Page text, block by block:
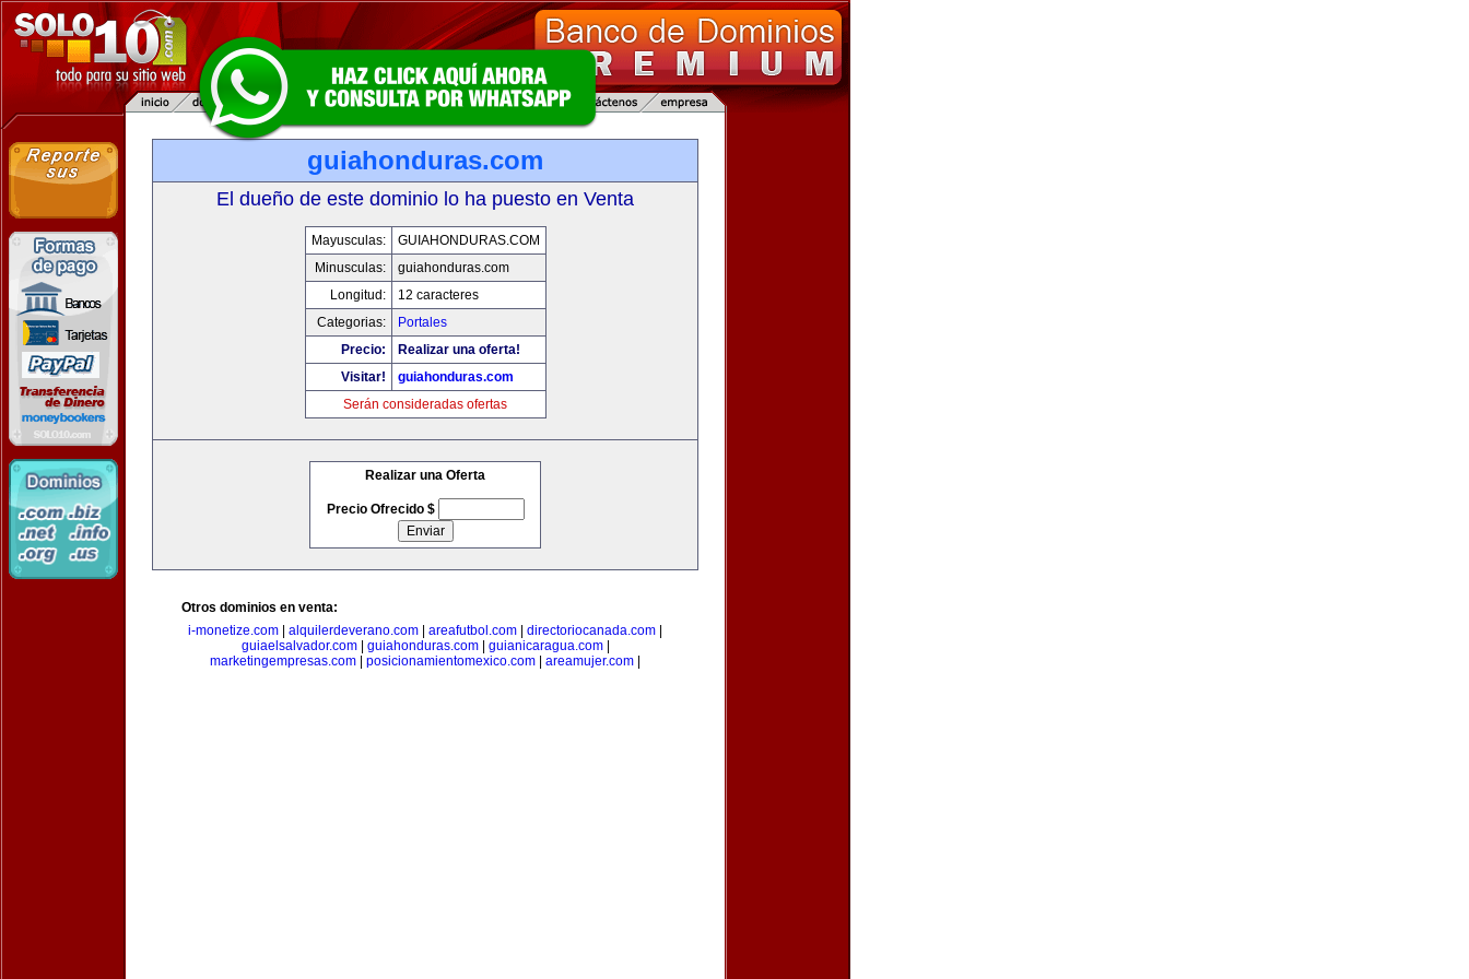
guiahonduras.com
El dueño de este dominio lo ha puesto en Venta
Mayusculas:
GUIAHONDURAS.COM
Minusculas:
guiahonduras.com
Longitud:
12 caracteres
Categorias:
Portales
Precio:
Realizar una oferta!
Visitar!
guiahonduras.com
Serán consideradas ofertas
Realizar una Oferta
Precio Ofrecido $
Otros dominios en venta:
i-monetize.com
alquilerdeverano.com areafutbol.com directoriocanada.com
guiaelsalvador.com| guiahonduras.com| guianicaragua.com|
marketingempresas.com
posicionamientomexico.com areamujer.com